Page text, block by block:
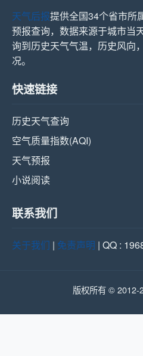
天气后报提供全国34个省市所
预报查询，数据来源于城市当
询到历史天气气温，历史风向
况。
快速链接
历史天气查询
空气质量指数(AQI)
天气预报
小说阅读
联系我们
关于我们 | 免责声明 | QQ :
版权所有 © 2012-